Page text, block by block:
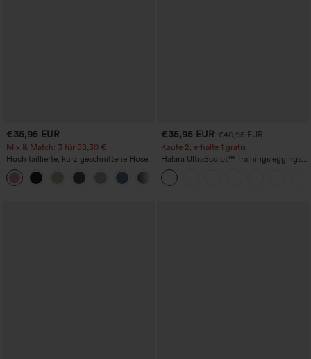
€35,95 EUR
Mix & Match: 3 für 88,30 €
Hoch taillierte, kurz geschnittene Hose
mit Reißverschlusstasche in Leinenoptik
€35,95 EUR €40,95 EUR
Kaufe 2, erhalte 1 gratis
Halara UltraSculpt™ Trainingsleggings
mit hohem Bund – raffende Push-up-
Po-Form, Bauchkontrolle, Taschen und
formende Passform